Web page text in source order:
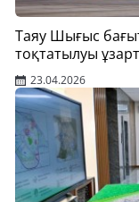
Таяу Шығыс
тоқтатылуы
23.04.2026